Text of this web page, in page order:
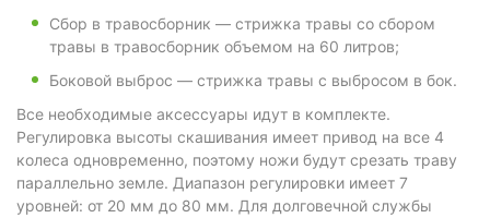
Сбор в травосборник — стрижка травы со сбором
травы в травосборник объемом на 60 литров;
Боковой выброс — стрижка травы с выбросом в бок.
Все необходимые аксессуары идут в комплекте.
Регулировка высоты скашивания имеет привод на все 4
колеса одновременно, поэтому ножи будут срезать траву
параллельно земле. Диапазон регулировки имеет 7
уровней: от 20 мм до 80 мм. Для долговечной службы